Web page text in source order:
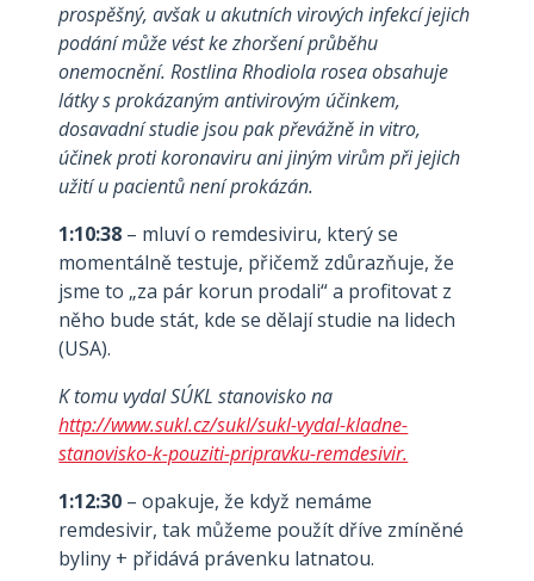
prospěšný, avšak u akutních virových infekcí jejich
podání může vést ke zhoršení průběhu
onemocnění. Rostlina Rhodiola rosea obsahuje
látky s prokázaným antivirovým účinkem,
dosavadní studie jsou pak převážně in vitro,
účinek proti koronaviru ani jiným virům při jejich
užití u pacientů není prokázán.
1:10:38 – mluví o remdesiviru, který se
momentálně testuje, přičemž zdůrazňuje, že
jsme to „za pár korun prodali“ a profitovat z
něho bude stát, kde se dělají studie na lidech
(USA).
K tomu vydal SÚKL stanovisko na
http://www.sukl.cz/sukl/sukl-vydal-kladne-
stanovisko-k-pouziti-pripravku-remdesivir.
1:12:30 – opakuje, že když nemáme
remdesivir, tak můžeme použít dříve zmíněné
byliny + přidává právenku latnatou.